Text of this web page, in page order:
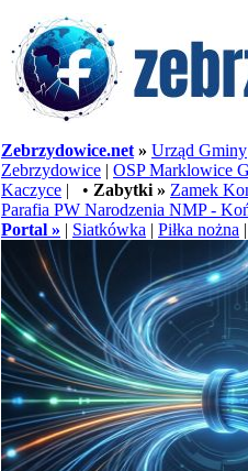
Zebrzydowice.net » Urząd Gminy
Zebrzydowice | OSP Marklowice
Kaczyce | • Zabytki » Zamek
Parafia PW Narodzenia NMP -
Portal » | Siatkówka | Piłka nożna |